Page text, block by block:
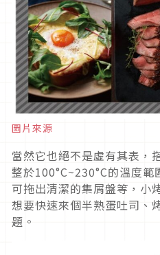
圖片來源
當然它也絕不是虛有其表，
整於100°C~230°C的溫度範
可拖出清潔的集屑盤等，小
想要快速來個半熟蛋吐司、
題。